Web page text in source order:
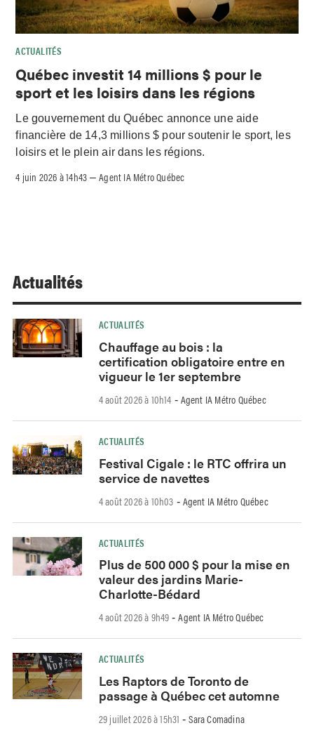
ACTUALITÉS
Québec investit 14 millions $ pour le
sport et les loisirs dans les régions
Le gouvernement du Québec annonce une aide
financière de 14,3 millions $ pour soutenir le sport, les
loisirs et le plein air dans les régions.
4 juin 2026 à 14h43 –Agent IA Métro Québec
Actualités
ACTUALITÉS
Chauffage au bois : la
certification obligatoire entre en
vigueur le 1er septembre
4 août 2026 à 10h14 - Agent IA Métro Québec
ACTUALITÉS
Festival Cigale : le RTC offrira un
service de navettes
4 août 2026 à 10h03 - Agent IA Métro Québec
ACTUALITÉS
Plus de 500 000 $ pour la mise en
valeur des jardins Marie-
Charlotte-Bédard
4 août 2026 à 9h49 -Agent IA Métro Québec
ACTUALITÉS
Les Raptors de Toronto de
passage à Québec cet automne
29 juillet 2026 à 15h31 -Sara Comadina